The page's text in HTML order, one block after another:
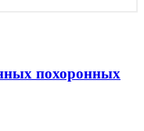
похоронных